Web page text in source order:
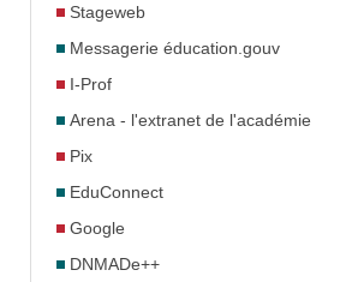
Stageweb
Messagerie éducation.gouv
I-Prof
Arena - l'extranet de l'académie
Pix
EduConnect
Google
DNMADe++